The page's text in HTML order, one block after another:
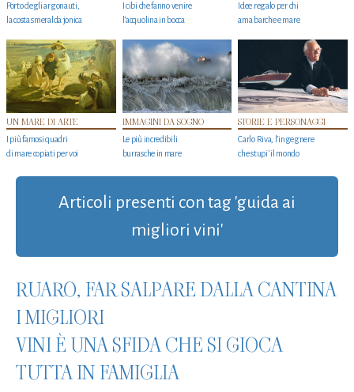
Porto degli argonauti,
la costa smeralda jonica
I cibi che fanno venire
l’acquolina in bocca
Idee regalo per chi
ama barche e mare
UN MARE DI ARTE
I più famosi quadri
di mare copiati per voi
IMMAGINI DA SOGNO
Le più incredibili
burrasche in mare
STORIE E PERSONAGGI
Carlo Riva, l’ingegnere
che stupi' il mondo
Articoli presenti con tag 'guida ai
migliori vini'
RUARO, FAR SALPARE DALLA CANTINA
I MIGLIORI
VINI È UNA SFIDA CHE SI GIOCA
TUTTA IN FAMIGLIA